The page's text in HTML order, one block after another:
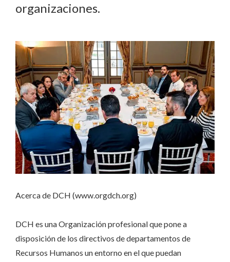
organizaciones.
Acerca de DCH (www.orgdch.org)
DCH es una Organización profesional que pone a
disposición de los directivos de departamentos de
Recursos Humanos un entorno en el que puedan